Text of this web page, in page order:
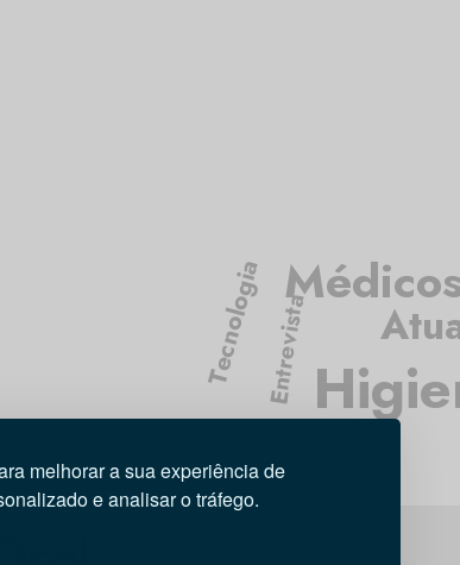
melhorar a sua experiência de
e analisar o tráfego.
Entrevista
Tecnologia